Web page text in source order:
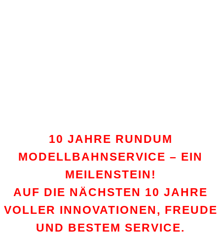
10 JAHRE RUNDUM
MODELLBAHNSERVICE – EIN
MEILENSTEIN!
AUF DIE NÄCHSTEN 10 JAHRE
VOLLER INNOVATIONEN, FREUDE
UND BESTEM SERVICE.